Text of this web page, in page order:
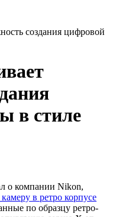
создания цифровой
в стиле
о компании Nikon,
в ретро корпусе
по образцу ретро-